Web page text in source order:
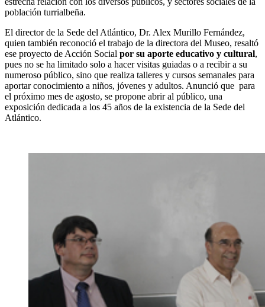
población turrialbeña.
El director de la Sede del Atlántico, Dr. Alex Murillo Fernández,
quien también reconoció el trabajo de la directora del Museo, resaltó
ese proyecto de Acción Social por su aporte educativo y cultural,
pues no se ha limitado solo a hacer visitas guiadas o a recibir a su
numeroso público, sino que realiza talleres y cursos semanales para
aportar conocimiento a niños, jóvenes y adultos. Anunció que para
el próximo mes de agosto, se propone abrir al público, una
exposición dedicada a los 45 años de la existencia de la Sede del
Atlántico.